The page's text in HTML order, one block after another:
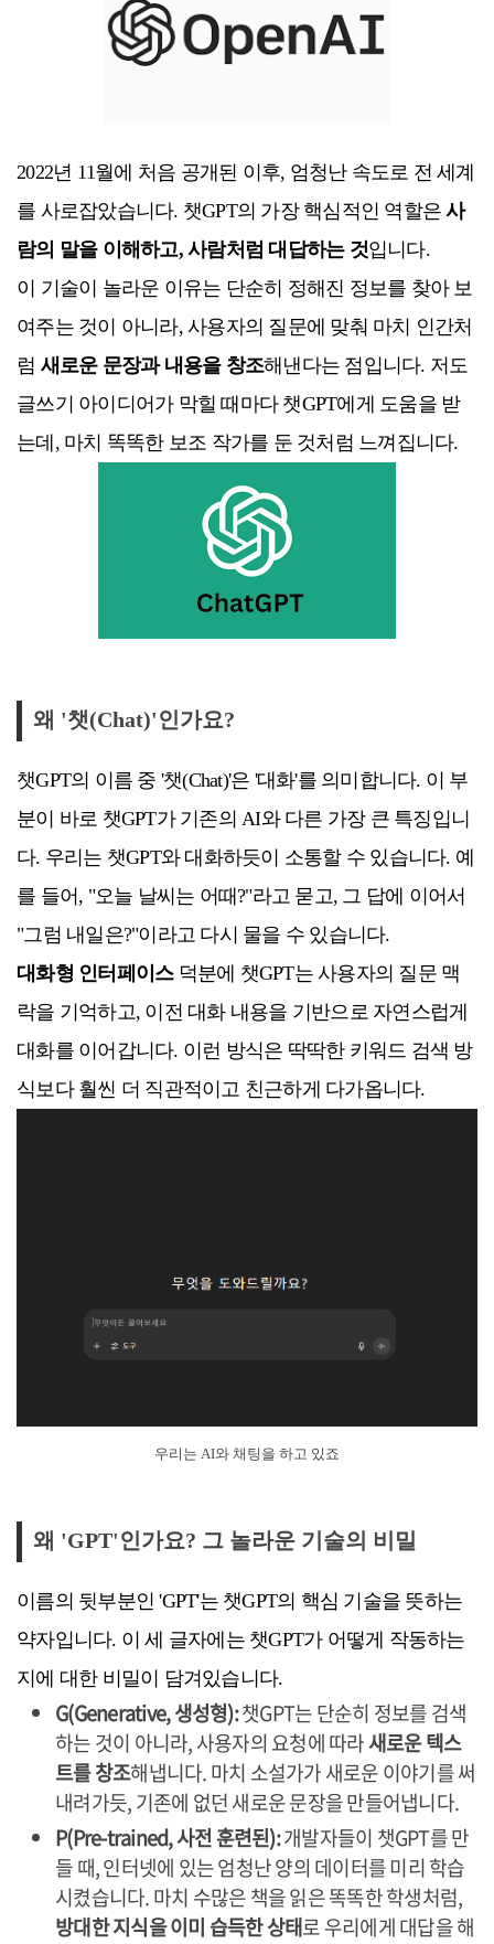
2022년 11월에 처음 공개된 이후, 엄청난 속도로 전 세계
를 사로잡았습니다. 챗GPT의 가장 핵심적인 역할은사
람의 말을 이해하고, 사람처럼 대답하는 것입니다.
이 기술이 놀라운 이유는 단순히 정해진 정보를 찾아 보
여주는 것이 아니라, 사용자의 질문에 맞춰 마치 인간처
럼 새로운 문장과 내용을 창조해낸다는 점입니다. 저도
글쓰기 아이디어가 막힐 때마다 챗GPT에게 도움을 받
는데, 마치 똑똑한 보조 작가를 둔 것처럼 느껴집니다.
왜 '챗(Chat)'인가요?
챗GPT의 이름 중 '챗(Chat)'은 '대화'를 의미합니다. 이 부
분이 바로 챗GPT가 기존의 AI와 다른 가장 큰 특징입니
다. 우리는 챗GPT와 대화하듯이 소통할 수 있습니다. 예
를 들어, "오늘 날씨는 어때?"라고 묻고, 그 답에 이어서
"그럼 내일은?"이라고 다시 물을 수 있습니다.
대화형 인터페이스덕분에 챗GPT는 사용자의 질문 맥
락을 기억하고, 이전 대화 내용을 기반으로 자연스럽게
대화를 이어갑니다. 이런 방식은 딱딱한 키워드 검색 방
식보다 훨씬 더 직관적이고 친근하게 다가옵니다.
우리는 AI와 채팅을 하고 있죠
왜 'GPT'인가요? 그 놀라운 기술의 비밀
이름의 뒷부분인 'GPT'는 챗GPT의 핵심 기술을 뜻하는
약자입니다. 이 세 글자에는 챗GPT가 어떻게 작동하는
지에 대한 비밀이 담겨있습니다.
G(Generative, 생성형):챗GPT는 단순히 정보를 검색
하는 것이 아니라, 사용자의 요청에 따라새로운 텍스
트를 창조해냅니다. 마치 소설가가 새로운 이야기를 써
내려가듯, 기존에 없던 새로운 문장을 만들어냅니다.
P(Pre-trained, 사전 훈련된):개발자들이 챗GPT를 만
들 때, 인터넷에 있는 엄청난 양의 데이터를 미리 학습
시켰습니다. 마치 수많은 책을 읽은 똑똑한 학생처럼,
방대한 지식을 이미 습득한 상태로 우리에게 대답을 해